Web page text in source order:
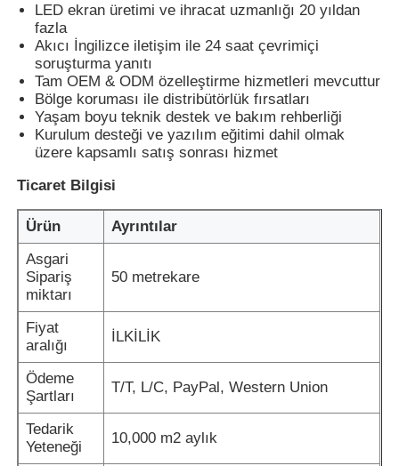
LED ekran üretimi ve ihracat uzmanlığı 20 yıldan
fazla
Akıcı İngilizce iletişim ile 24 saat çevrimiçi
soruşturma yanıtı
Tam OEM & ODM özelleştirme hizmetleri mevcuttur
Bölge koruması ile distribütörlük fırsatları
Yaşam boyu teknik destek ve bakım rehberliği
Kurulum desteği ve yazılım eğitimi dahil olmak
üzere kapsamlı satış sonrası hizmet
Ticaret Bilgisi
Ürün
Ayrıntılar
Asgari
Sipariş
miktarı
50 metrekare
Fiyat
aralığı
İLKİLİK
Ödeme
Şartları
T/T, L/C, PayPal, Western Union
Tedarik
Yeteneği
10,000 m2 aylık